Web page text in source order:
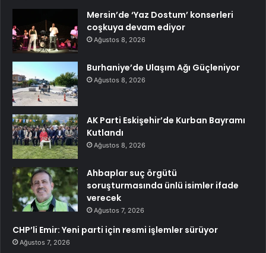
Mersin’de ‘Yaz Dostum’ konserleri
coşkuya devam ediyor
Ağustos 8, 2026
Burhaniye’de Ulaşım Ağı Güçleniyor
Ağustos 8, 2026
AK Parti Eskişehir’de Kurban Bayramı
Kutlandı
Ağustos 8, 2026
Ahbaplar suç örgütü
soruşturmasında ünlü isimler ifade
verecek
Ağustos 7, 2026
CHP’li Emir: Yeni parti için resmi işlemler sürüyor
Ağustos 7, 2026